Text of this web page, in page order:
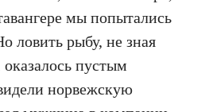
мы попытались
ловить рыбу, не зная
пустым
норвежскую
О ЯХТАХ, КАТЕРАХ,